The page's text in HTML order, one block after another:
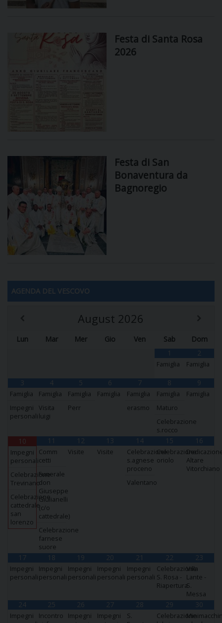
Festa di Santa Rosa
2026
Festa di San
Bonaventura da
Bagnoregio
AGENDA DEL VESCOVO
August 2026
Lun Mar Mer Gio Ven Sab
Dom
1
Famiglia
2
Famiglia
3
Famiglia
Impegni
personali
4
Famiglia
Visita
luigi
5
Famiglia
Perr
6
Famiglia
7
Famiglia
erasmo
8
Famiglia
Maturo
Celebrazione
s.rocco
9
Famiglia
10
Impegni
personali
Celebrazione
Trevinano
Celebrazione
cattedrale
san
lorenzo
11
Comm
cetti
Funerale
don
Giuseppe
Giulianelli
(c/o
cattedrale)
Celebrazione
farnese
suore
12
Visite
13
Visite
14
Celebrazione
s.agnese
proceno
Valentano
15
Celebrazione
oriolo
16
Altare
Vitorchiano
17
Impegni
personali
18
Impegni
personali
19
Impegni
personali
20
Impegni
personali
21
Impegni
personali
22
Celebrazione
S. Rosa -
Riapertura
23
Villa
Lante -
S.
Messa
24
Impegni
25
Incontro
26
Impegni
27
Impegni
28
S.
29
Celebrazione
30